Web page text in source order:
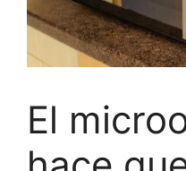
El